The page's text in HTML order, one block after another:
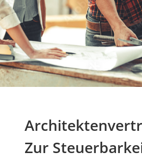
Zur